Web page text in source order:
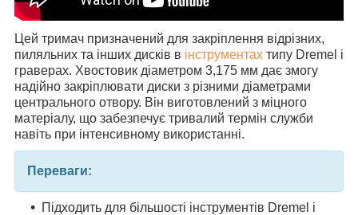
Цей тримач призначений для закріплення відрізних,
пиляльних та інших дисків в інструментах типу Dremel і
граверах. Хвостовик діаметром 3,175 мм дає змогу
надійно закріплювати диски з різними діаметрами
центрального отвору. Він виготовлений з міцного
матеріалу, що забезпечує тривалий термін служби
навіть при інтенсивному використанні.
Переваги:
Підходить для більшості інструментів Dremel і